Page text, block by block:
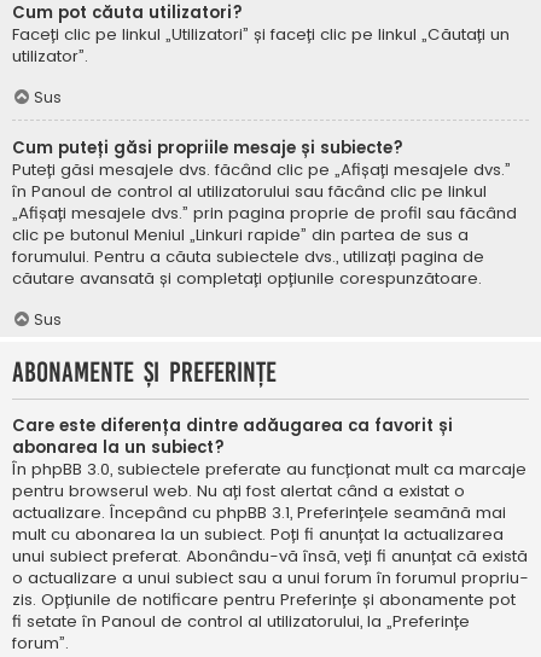
Cum pot căuta utilizatori?
Faceți clic pe linkul „Utilizatori” și faceți clic pe linkul „Căutați un
utilizator”.
Sus
Cum puteți găsi propriile mesaje și subiecte?
Puteți găsi mesajele dvs. făcând clic pe „Afișați mesajele dvs.”
în Panoul de control al utilizatorului sau făcând clic pe linkul
„Afișați mesajele dvs.” prin pagina proprie de profil sau făcând
clic pe butonul Meniul „Linkuri rapide” din partea de sus a
forumului. Pentru a căuta subiectele dvs., utilizați pagina de
căutare avansată și completați opțiunile corespunzătoare.
Sus
Abonamente și Preferințe
Care este diferența dintre adăugarea ca favorit și
abonarea la un subiect?
În phpBB 3.0, subiectele preferate au funcționat mult ca marcaje
pentru browserul web. Nu ați fost alertat când a existat o
actualizare. Începând cu phpBB 3.1, Preferințele seamănă mai
mult cu abonarea la un subiect. Poți fi anunțat la actualizarea
unui subiect preferat. Abonându-vă însă, veți fi anunțat că există
o actualizare a unui subiect sau a unui forum în forumul propriu-
zis. Opțiunile de notificare pentru Preferințe și abonamente pot
fi setate în Panoul de control al utilizatorului, la „Preferințe
forum”.